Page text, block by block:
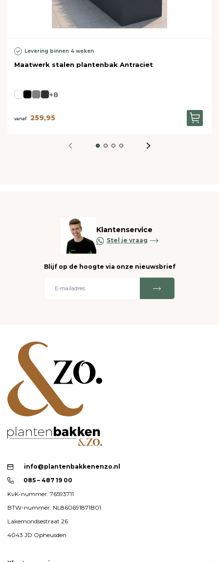
Levering binnen 4 weken
Maatwerk stalen plantenbak Antraciet
+8
vanaf 259,95
Klantenservice
Stel je vraag
Blijf op de hoogte via onze nieuwsbrief
info@plantenbakkenenzo.nl
085 – 487 19 00
KvK-nummer: 76593711
BTW-nummer: NL860691871B01
Lakemondsestraat 26
4043 JD Opheusden